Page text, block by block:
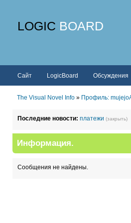
LOGIC BOARD
Сайт LogicBoard Обсуждения
The Visual Novel Info » Профиль:
Последние новости: платежи (закрыть)
Информация.
Сообщения не найдены.